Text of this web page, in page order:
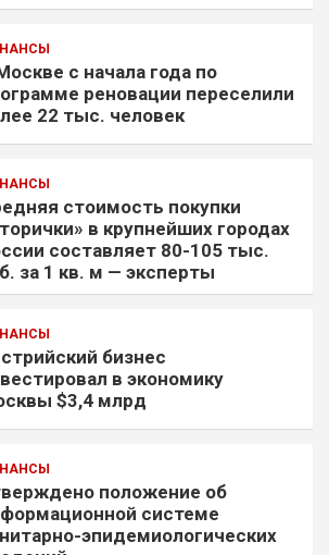
с начала года по
реновации переселили
22 тыс. человек
стоимость покупки
в крупнейших городах
составляет 80-105 тыс.
за 1 кв. м — эксперты
бизнес
в экономику
$3,4 млрд
положение об
системе
эпидемиологических